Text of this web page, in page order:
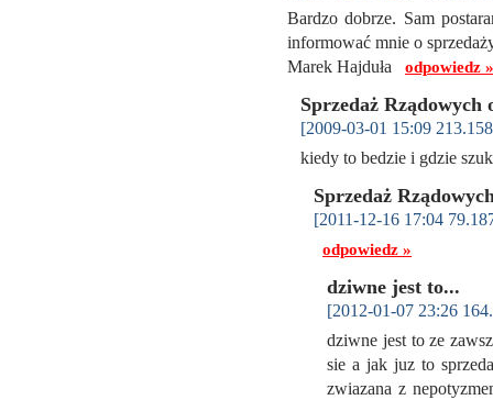
Bardzo dobrze. Sam
informować mnie o
Marek Hajduła odpowiedz »
Sprzedaż Rządowych
[2009-03-01 15:09
kiedy to bedzie i gdzie
Sprzedaż
[2011-12-16 17:04
odpowiedz »
dziwne jest to...
[2012-01-07 23:26
dziwne jest to ze
sie a jak juz to
zwiazana z